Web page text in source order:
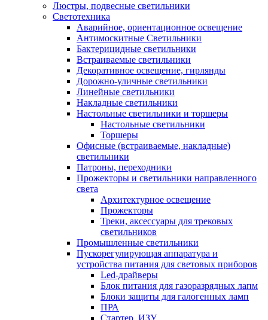
Люстры, подвесные светильники
Светотехника
Аварийное, ориентационное освещение
Антимоскитные Светильники
Бактерицидные светильники
Встраиваемые светильники
Декоративное освещение, гирлянды
Дорожно-уличные светильники
Линейные светильники
Накладные светильники
Настольные светильники и торшеры
Настольные светильники
Торшеры
Офисные (встраиваемые, накладные)
светильники
Патроны, переходники
Прожекторы и светильники направленного
света
Архитектурное освещение
Прожекторы
Треки, аксессуары для трековых
светильников
Промышленные светильники
Пускорегулирующая аппаратура и
устройства питания для световых приборов
Led-драйверы
Блок питания для газоразрядных лапм
Блоки защиты для галогенных ламп
ПРА
Стартер, ИЗУ